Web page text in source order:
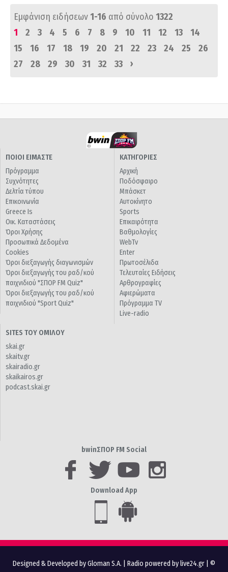
Εμφάνιση ειδήσεων1-16 από σύνολο 1322
1
2 3 4 5 6 7 8 9 10 11 12 13
14
15
16 17 18 19 20 21 22 23 24 25
26
27
28 29 30 31 32 33 ›
ΠΟΙΟΙ ΕΙΜΑΣΤΕ
Πρόγραμμα
Συχνότητες
Δελτία τύπου
Επικοινωνία
Greece Is
Οικ. Καταστάσεις
Όροι Χρήσης
Προσωπικά Δεδομένα
Cookies
Όροι διεξαγωγής διαγωνισμών
Όροι διεξαγωγής του ραδ/κού
παιχνιδιού "ΣΠΟΡ FM Quiz"
Όροι διεξαγωγής του ραδ/κού
παιχνιδιού "Sport Quiz"
ΚΑΤΗΓΟΡΙΕΣ
Αρχική
Ποδόσφαιρο
Μπάσκετ
Αυτοκίνητο
Sports
Επικαιρότητα
Βαθμολογίες
WebTv
Enter
Πρωτοσέλιδα
Τελευταίες Ειδήσεις
Αρθρογραφίες
Αφιερώματα
Πρόγραμμα TV
Live-radio
SITES ΤΟΥ ΟΜΙΛΟΥ
skai.gr
skaitv.gr
skairadio.gr
skaikairos.gr
podcast.skai.gr
bwinΣΠΟΡ FM Social
Download App
Designed & Developed by Gloman S.A. Radio powered by live24.gr | ©